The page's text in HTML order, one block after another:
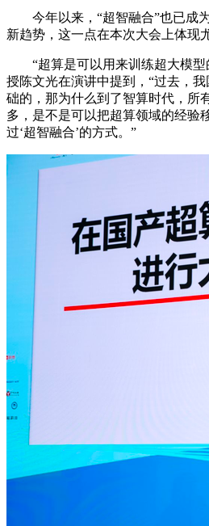
今年以来，“超智融合”也已成为
新趋势，这一点在本次大会上体现
“超算是可以用来训练超大模型
授陈文光在演讲中提到，“过去，
础的，那为什么到了智算时代，所
多，是不是可以把超算领域的经验
过‘超智融合’的方式。”